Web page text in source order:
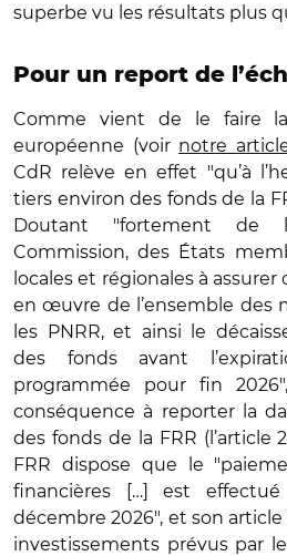
superbe vu les résultats plus
Pour un report de
Comme vient de le faire
européenne (voir notre
CdR relève en effet "qu’à
tiers environ des fonds de la
Doutant "fortement de
Commission, des États
locales et régionales à
en œuvre de l’ensemble des
les PNRR, et ainsi le
des fonds avant
programmée pour fin
conséquence à reporter la
des fonds de la FRR
FRR dispose que le
financières […] est
décembre 2026", et son
investissements prévus par